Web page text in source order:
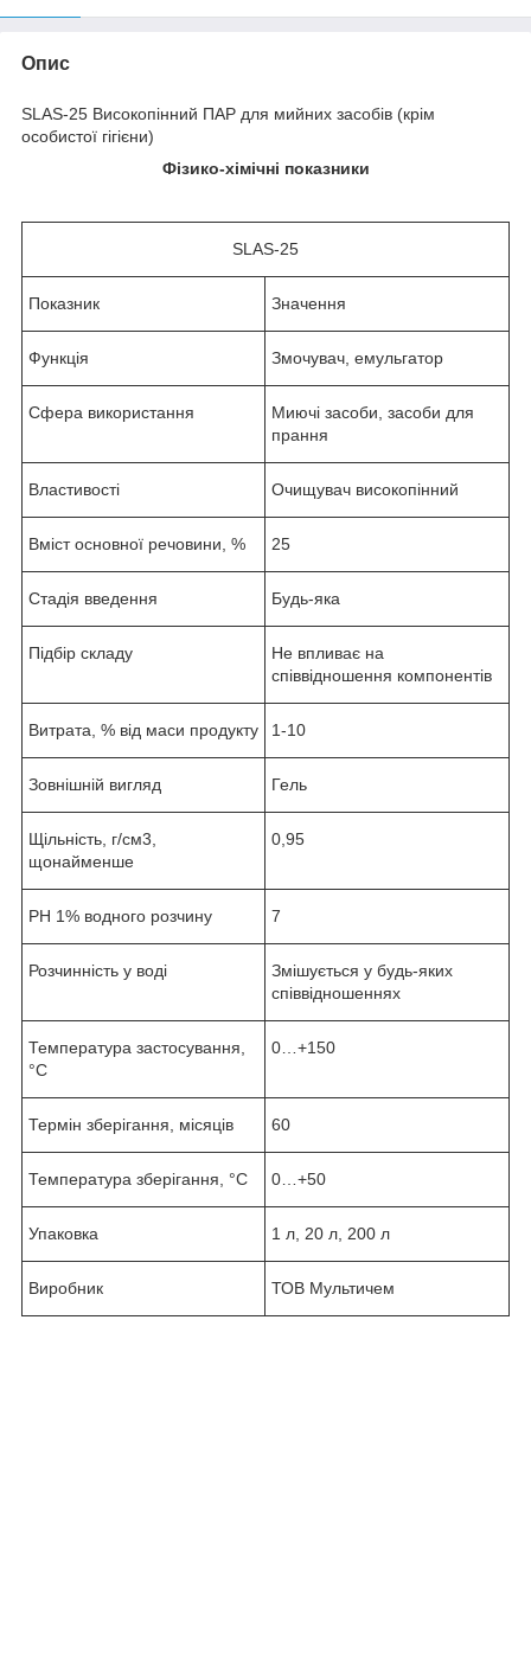
Опис
SLAS-25 Високопінний ПАР для мийних засобів (крім
особистої гігієни)
Фізико-хімічні показники
SLAS-25
Показник Значення
Функція Змочувач, емульгатор
Сфера використання
Миючі засоби, засоби для
прання
Властивості Очищувач високопінний
Вміст основної речовини, % 25
Стадія введення Будь-яка
Підбір складу
Не впливає на
співвідношення компонентів
Витрата, % від маси продукту 1-10
Зовнішній вигляд Гель
Щільність, г/см3,
щонайменше
0,95
РН 1% водного розчину 7
Розчинність у воді
Змішується у будь-яких
співвідношеннях
Температура застосування,
°С
0…+150
Термін зберігання, місяців 60
Температура зберігання, °С 0…+50
Упаковка 1 л, 20 л, 200 л
Виробник ТОВ Мультичем